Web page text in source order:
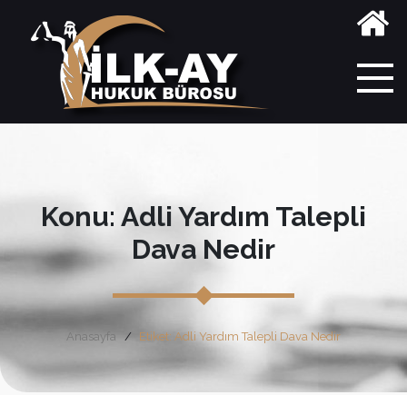
Konu: Adli Yardım Talepli
Dava Nedir
Anasayfa Etiket: Adli Yardım Talepli Dava Nedir